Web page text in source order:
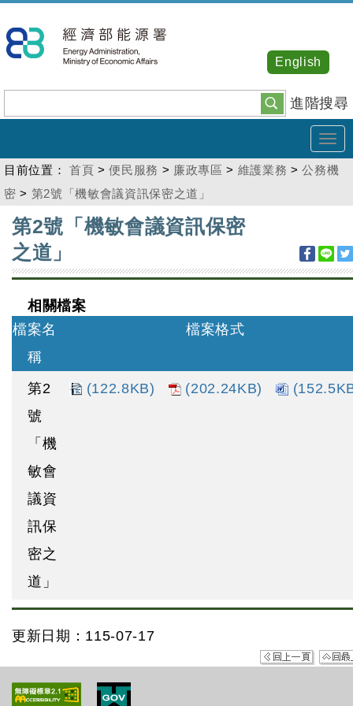
到
主
內
容
進階搜尋
English
目前位置： 首頁 >便民服務 > 廉政專區 > 維護業務 >公務機
密 > 第2號「機敏會議資訊保密之道」
:::
第2號「機敏會議資訊保密
之道」
相關檔案
檔案名
稱
檔案格式
第2
號
「機
敏會
議資
訊保
密之
道」
(122.8KB) (202.24KB)
更新日期：115-07-17